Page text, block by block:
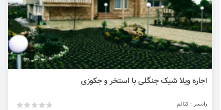
اجاره ویلا شیک جنگلی با استخر و جکوزی
رامسر - کتالم